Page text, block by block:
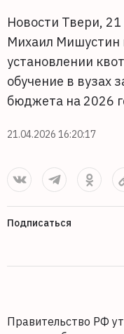
Новости Твери,
Михаил Мишустин
установлении
обучение в вузах
бюджета на 2026
21.04.2026 16:20:17
Подписаться
Правительство РФ